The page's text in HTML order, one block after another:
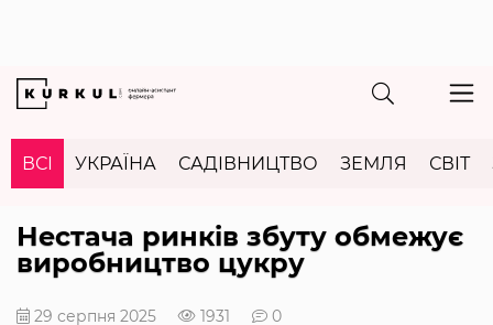
ВСІ УКРАЇНА САДІВНИЦТВО ЗЕМЛЯ СВІТ
Нестача ринків збуту обмежує
виробництво цукру
29 серпня 2025 1931 0